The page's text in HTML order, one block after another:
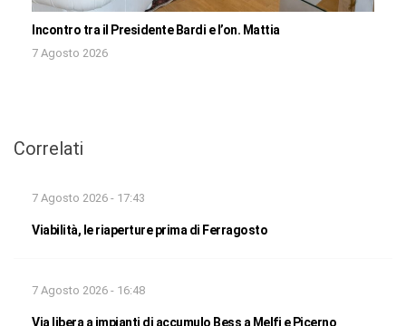
Incontro tra il Presidente Bardi e l’on. Mattia
7 Agosto 2026
Correlati
7 Agosto 2026 - 17:43
Viabilità, le riaperture prima di Ferragosto
7 Agosto 2026 - 16:48
Via libera a impianti di accumulo Bess a Melfi e Picerno